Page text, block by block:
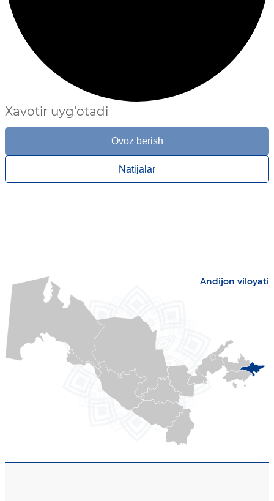
Xavotir uyg‘otadi
Ovoz berish
Natijalar
Andijon viloyati